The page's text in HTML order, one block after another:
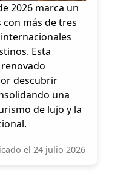
2026 marca un
más de tres
Esta
descubrir
una
de lujo y la
el 24 julio 2026